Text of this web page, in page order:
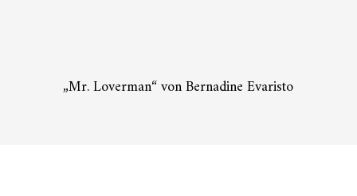
„Mr. Loverman“ von Bernadine Evaristo